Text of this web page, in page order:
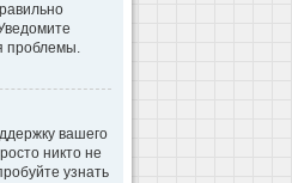
проблемы.
вашего
никто не
узнать